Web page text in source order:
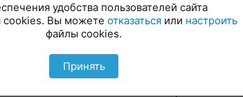
Правые
Россь
Свислочь
удобства пользователей сайта
cookies. Вы можете отказаться или настроить
файлы cookies.
Принять